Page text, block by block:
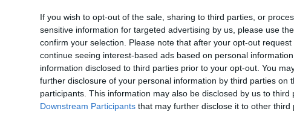
If you wish to opt-out of the sale, sharing to third parties, or
sensitive information for targeted advertising by us, please use
confirm your selection. Please note that after your opt-out
continue seeing interest-based ads based on personal
information disclosed to third parties prior to your opt-out. You
further disclosure of your personal information by third parties on
participants. This information may also be disclosed by us to third
Downstream Participants that may further disclose it to other third